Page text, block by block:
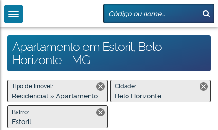
Apartamento em Estoril, Belo
Horizonte - MG
Tipo de Imóvel:
Residencial » Apartamento
Cidade:
Belo Horizonte
Bairro:
Estoril